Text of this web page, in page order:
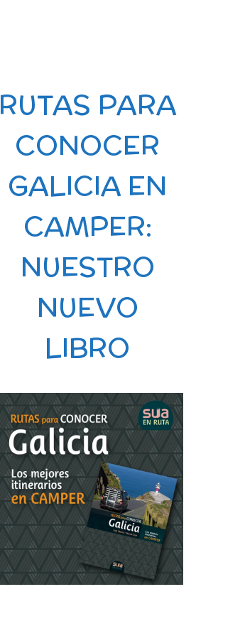
RUTAS PARA
CONOCER
GALICIA EN
CAMPER:
NUESTRO
NUEVO
LIBRO